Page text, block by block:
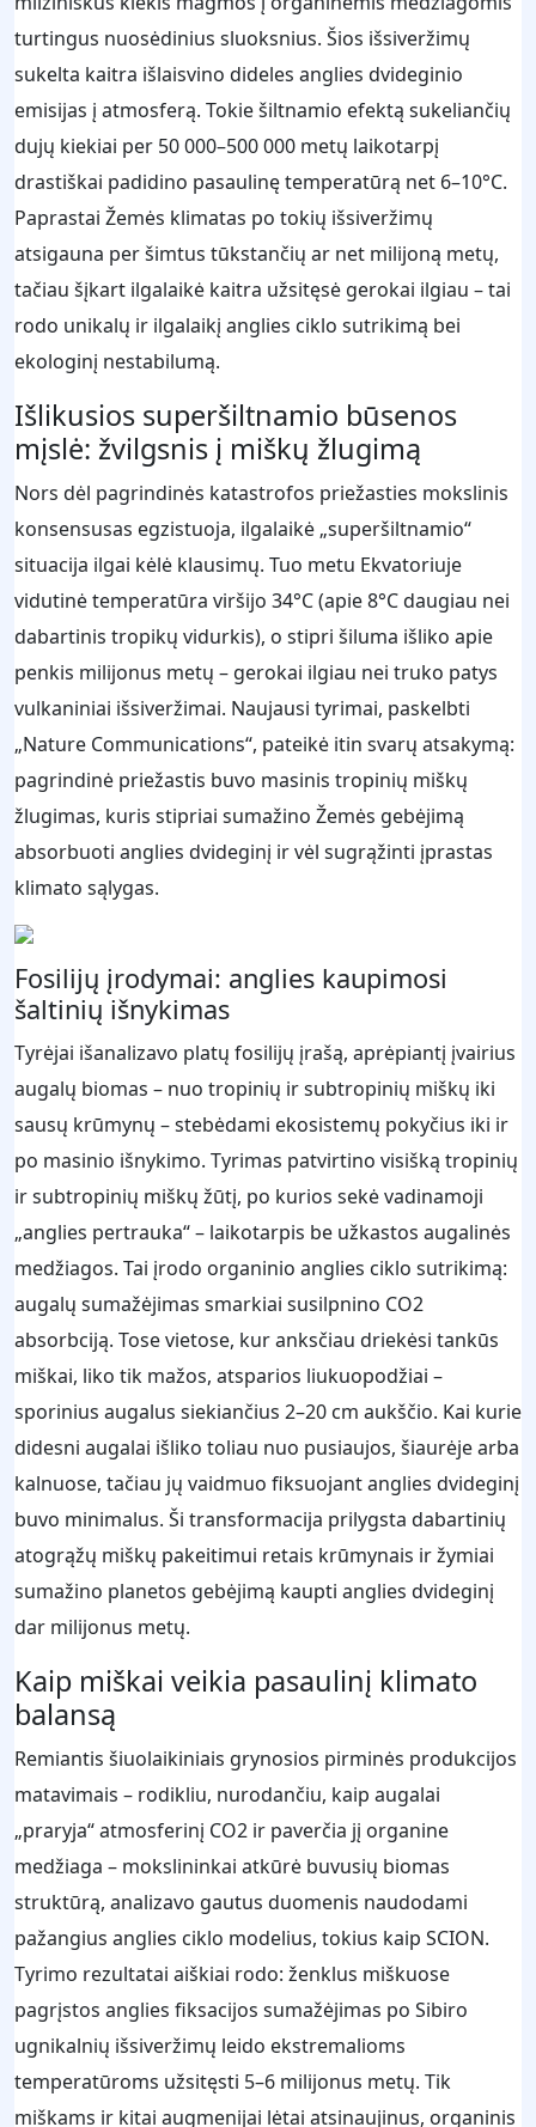
turtingus nuosėdinius sluoksnius. Šios išsiveržimų
sukelta kaitra išlaisvino dideles anglies dvideginio
emisijas į atmosferą. Tokie šiltnamio efektą sukeliančių
dujų kiekiai per 50 000–500 000 metų laikotarpį
drastiškai padidino pasaulinę temperatūrą net 6–10°C.
Paprastai Žemės klimatas po tokių išsiveržimų
atsigauna per šimtus tūkstančių ar net milijoną metų,
tačiau šįkart ilgalaikė kaitra užsitęsė gerokai ilgiau – tai
rodo unikalų ir ilgalaikį anglies ciklo sutrikimą bei
ekologinį nestabilumą.
Išlikusios superšiltnamio būsenos
mįslė: žvilgsnis į miškų žlugimą
Nors dėl pagrindinės katastrofos priežasties mokslinis
konsensusas egzistuoja, ilgalaikė „superšiltnamio“
situacija ilgai kėlė klausimų. Tuo metu Ekvatoriuje
vidutinė temperatūra viršijo 34°C (apie 8°C daugiau nei
dabartinis tropikų vidurkis), o stipri šiluma išliko apie
penkis milijonus metų – gerokai ilgiau nei truko patys
vulkaniniai išsiveržimai. Naujausi tyrimai, paskelbti
„Nature Communications“, pateikė itin svarų atsakymą:
pagrindinė priežastis buvo masinis tropinių miškų
žlugimas, kuris stipriai sumažino Žemės gebėjimą
absorbuoti anglies dvideginį ir vėl sugrąžinti įprastas
klimato sąlygas.
Fosilijų įrodymai: anglies kaupimosi
šaltinių išnykimas
Tyrėjai išanalizavo platų fosilijų įrašą, aprėpiantį įvairius
augalų biomas – nuo tropinių ir subtropinių miškų iki
sausų krūmynų – stebėdami ekosistemų pokyčius iki ir
po masinio išnykimo. Tyrimas patvirtino visišką tropinių
ir subtropinių miškų žūtį, po kurios sekė vadinamoji
„anglies pertrauka“ – laikotarpis be užkastos augalinės
medžiagos. Tai įrodo organinio anglies ciklo sutrikimą:
augalų sumažėjimas smarkiai susilpnino CO2
absorbciją. Tose vietose, kur anksčiau driekėsi tankūs
miškai, liko tik mažos, atsparios liukuopodžiai –
sporinius augalus siekiančius 2–20 cm aukščio. Kai kurie
didesni augalai išliko toliau nuo pusiaujos, šiaurėje arba
kalnuose, tačiau jų vaidmuo fiksuojant anglies dvideginį
buvo minimalus. Ši transformacija prilygsta dabartinių
atogrąžų miškų pakeitimui retais krūmynais ir žymiai
sumažino planetos gebėjimą kaupti anglies dvideginį
dar milijonus metų.
Kaip miškai veikia pasaulinį klimato
balansą
Remiantis šiuolaikiniais grynosios pirminės produkcijos
matavimais – rodikliu, nurodančiu, kaip augalai
„praryja“ atmosferinį CO2 ir paverčia jį organine
medžiaga – mokslininkai atkūrė buvusių biomas
struktūrą, analizavo gautus duomenis naudodami
pažangius anglies ciklo modelius, tokius kaip SCION.
Tyrimo rezultatai aiškiai rodo: ženklus miškuose
pagrįstos anglies fiksacijos sumažėjimas po Sibiro
ugnikalnių išsiveržimų leido ekstremalioms
temperatūroms užsitęsti 5–6 milijonus metų. Tik
miškams ir kitai augmenijai lėtai atsinaujinus, organinis